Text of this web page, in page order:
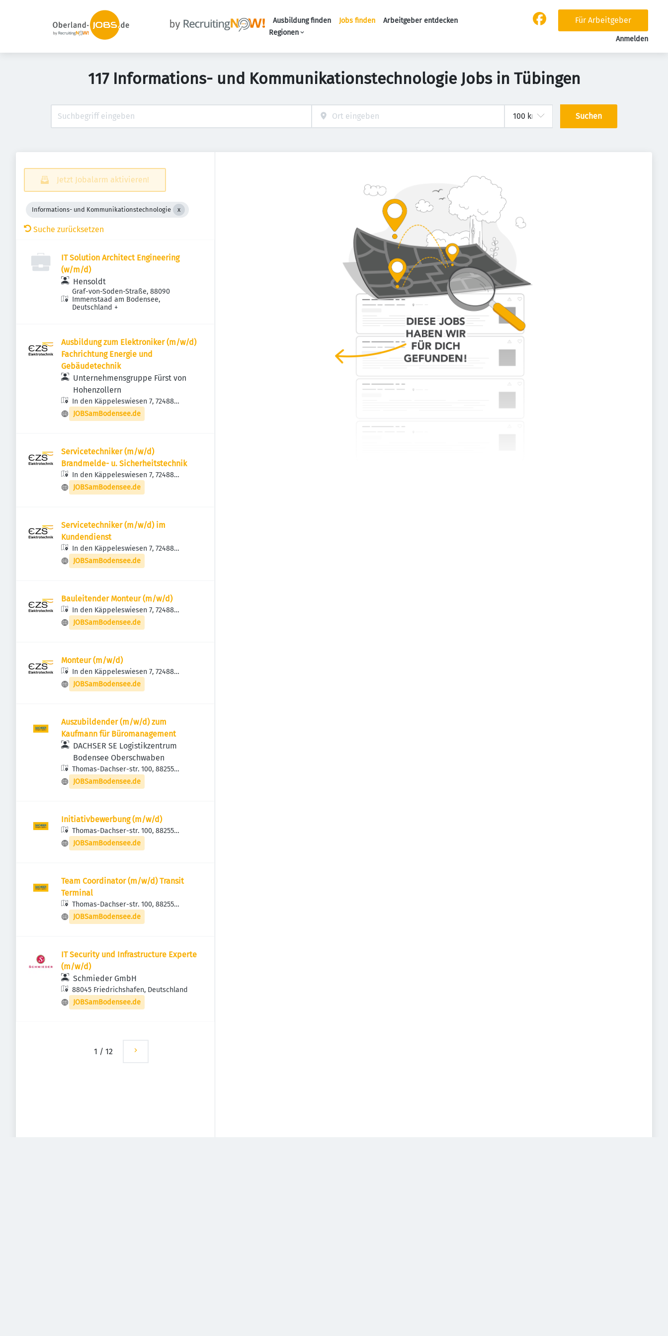
Ausbildung finden Jobs finden
Arbeitgeber entdecken
Regionen
Für Arbeitgeber
Anmelden
117 Informations- und Kommunikationstechnologie Jobs in Tübingen
Suchen
Jetzt Jobalarm aktivieren!
Informations- und Kommunikationstechnologie
Suche zurücksetzen
IT Solution Architect Engineering
(w/m/d)
Hensoldt
Graf-von-Soden-Straße, 88090
Immenstaad am Bodensee,
Deutschland +
Ausbildung zum Elektroniker (m/w/d)
Fachrichtung Energie und
Gebäudetechnik
Unternehmensgruppe Fürst von
Hohenzollern
In den Käppeleswiesen 7, 72488
Sigmaringen, Deutschland
JOBSamBodensee.de
Servicetechniker (m/w/d)
Brandmelde- u. Sicherheitstechnik
In den Käppeleswiesen 7, 72488
Sigmaringen, Deutschland
JOBSamBodensee.de
Servicetechniker (m/w/d) im
Kundendienst
In den Käppeleswiesen 7, 72488
Sigmaringen, Deutschland
JOBSamBodensee.de
Bauleitender Monteur (m/w/d)
In den Käppeleswiesen 7, 72488
Sigmaringen, Deutschland
JOBSamBodensee.de
Monteur (m/w/d)
In den Käppeleswiesen 7, 72488
Sigmaringen, Deutschland
JOBSamBodensee.de
Auszubildender (m/w/d) zum
Kaufmann für Büromanagement
DACHSER SE Logistikzentrum
Bodensee Oberschwaben
Thomas-Dachser-str. 100, 88255
Baindt, Deutschland
JOBSamBodensee.de
Initiativbewerbung (m/w/d)
Thomas-Dachser-str. 100, 88255
Baindt, Deutschland
JOBSamBodensee.de
Team Coordinator (m/w/d) Transit
Terminal
Thomas-Dachser-str. 100, 88255
Baindt, Deutschland
JOBSamBodensee.de
IT Security und Infrastructure Experte
(m/w/d)
Schmieder GmbH
88045 Friedrichshafen, Deutschland
JOBSamBodensee.de
1 / 12